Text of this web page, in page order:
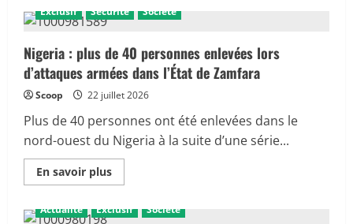
4ème
« Rendez-
vous
Orange-
Mali
»
les
médias
:
L’entreprise
réaffirme
son
engagement
satisfaction
Exclusif
Sécurité Société
Nigeria : plus de 40 personnes enlevées lors
d’attaques armées dans l’État de Zamfara
Scoop 22 juillet 2026
Plus de 40 personnes ont été enlevées dans le
nord-ouest du Nigeria à la suite d’une série...
En savoir plusEn
savoir
Nigeria
Actualité Exclusif Société